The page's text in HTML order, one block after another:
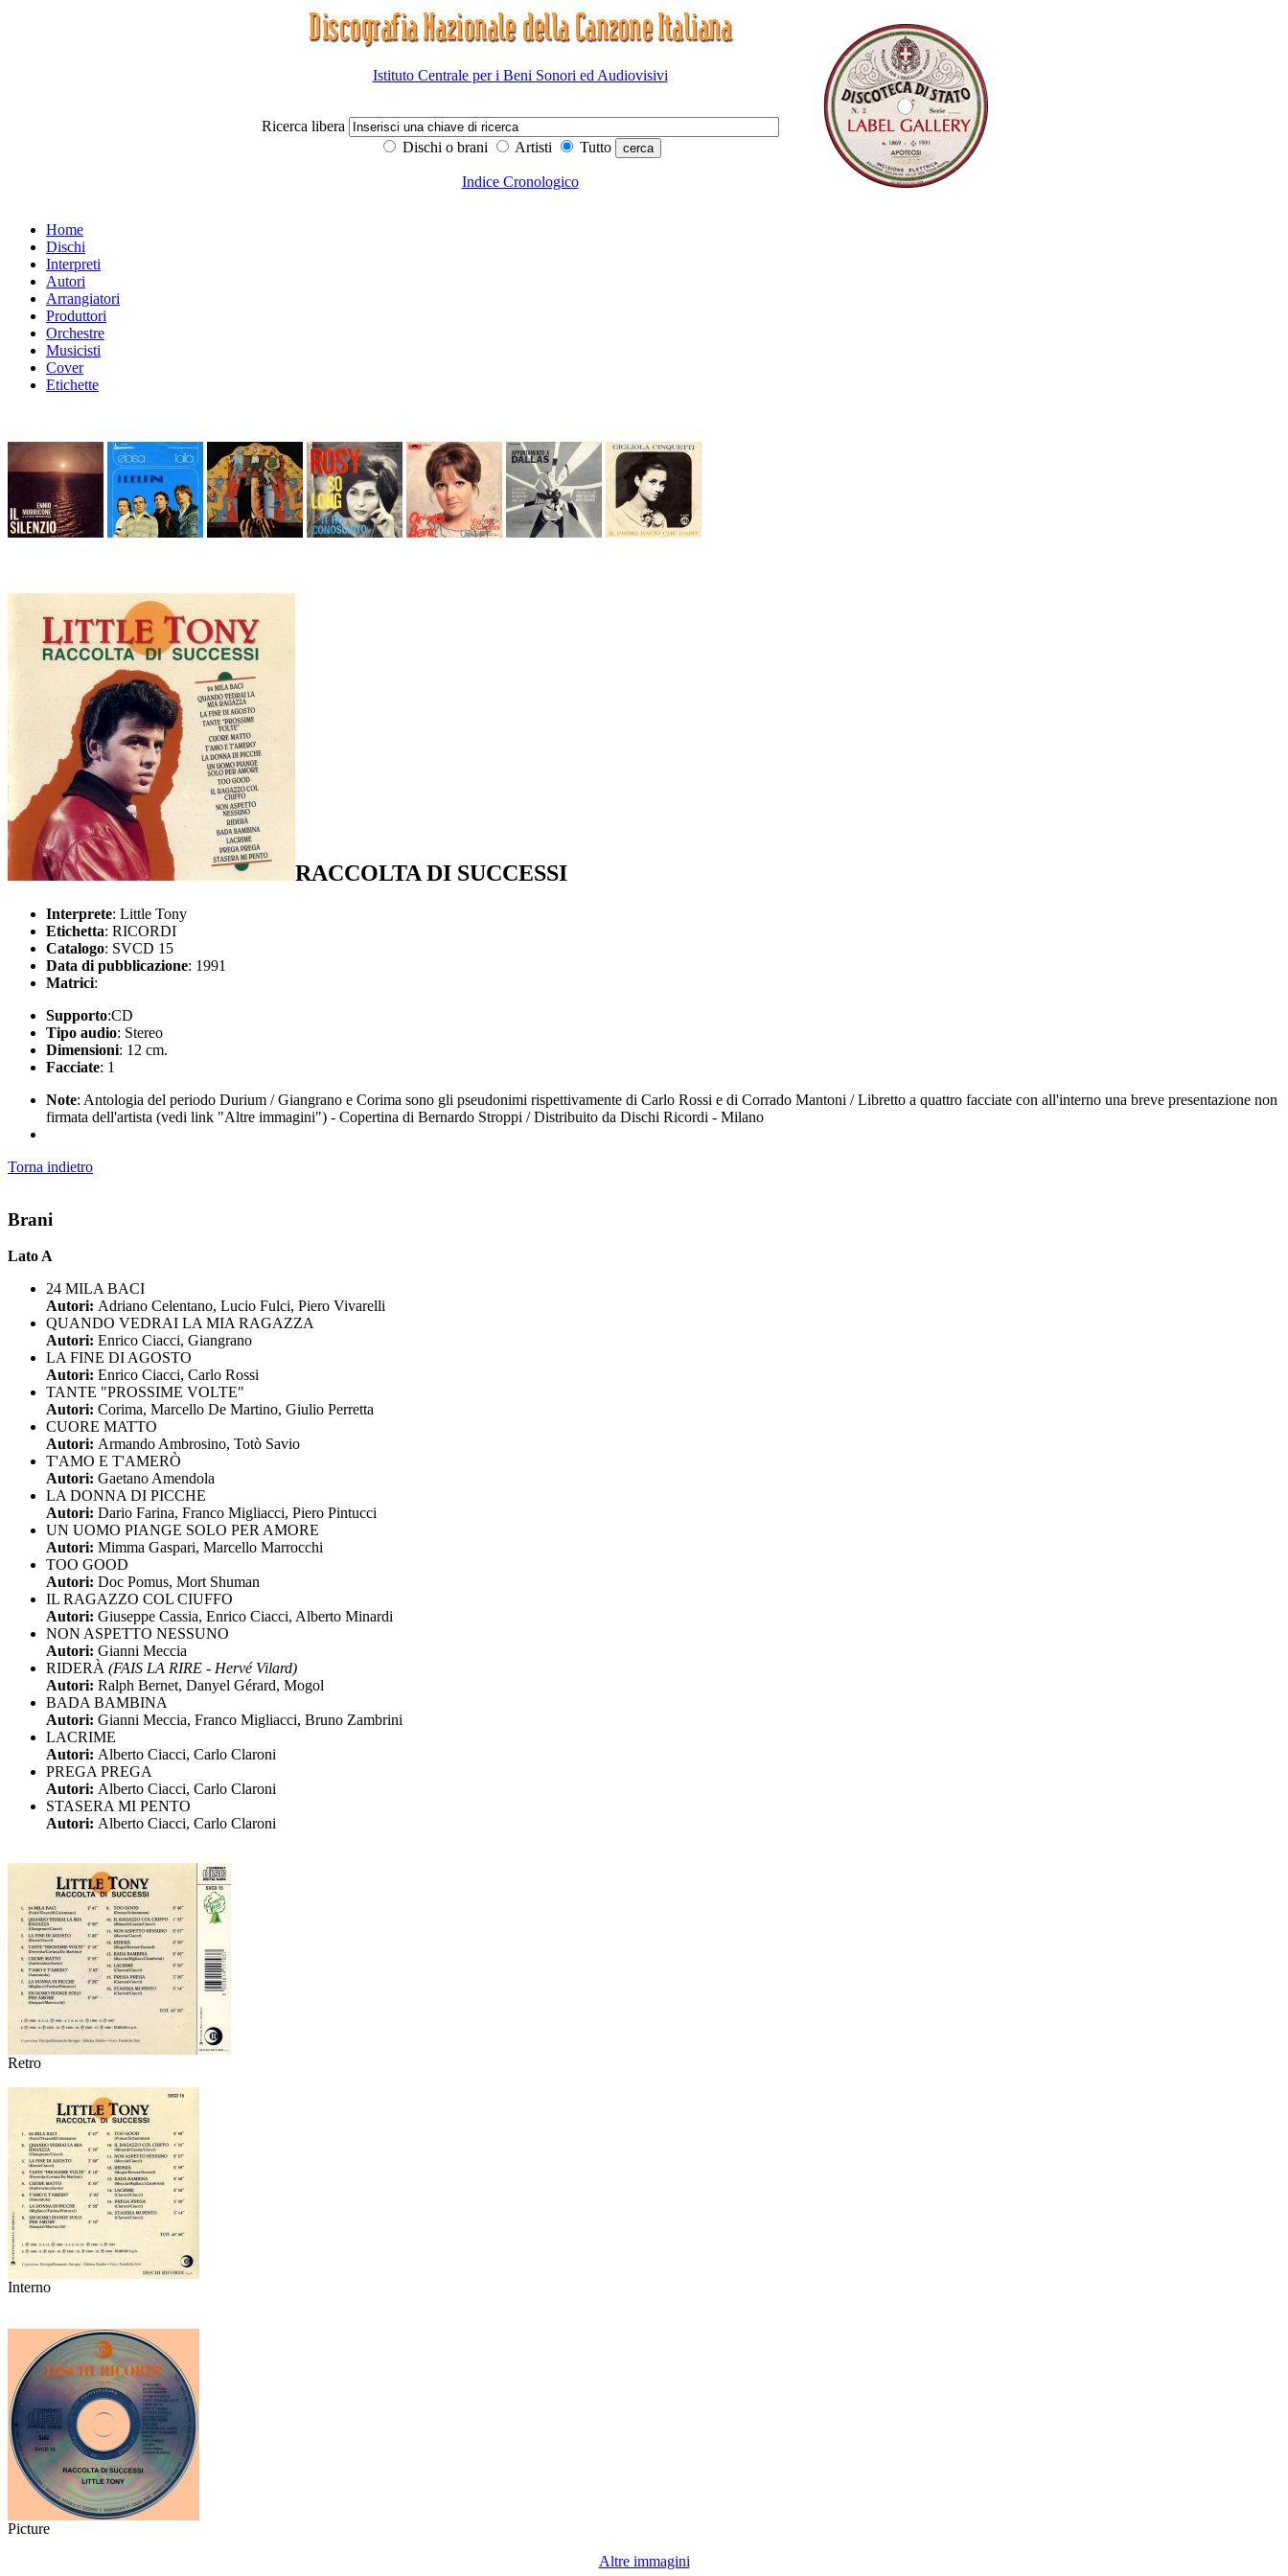
Istituto Centrale per i Beni Sonori ed Audiovisivi
Ricerca libera
Dischi o brani
Artisti Tutto
Indice Cronologico
Home
Dischi
Interpreti
Autori
Arrangiatori
Produttori
Orchestre
Musicisti
Cover
Etichette
RACCOLTA DI SUCCESSI
Interprete: Little Tony
Etichetta: RICORDI
Catalogo: SVCD 15
Data di pubblicazione: 1991
Matrici:
Supporto:CD
Tipo audio: Stereo
Dimensioni: 12 cm.
Facciate: 1
Note: Antologia del periodo Durium / Giangrano e Corima sono gli pseudonimi rispettivamente di Carlo Rossi e di Corrado Mantoni / Libretto a quattro facciate con all'interno una breve presentazione non
firmata dell'artista (vedi link "Altre immagini") - Copertina di Bernardo Stroppi / Distribuito da Dischi Ricordi - Milano
Torna indietro
Brani
Lato A
24 MILA BACI
Autori: Adriano Celentano, Lucio Fulci, Piero Vivarelli
QUANDO VEDRAI LA MIA RAGAZZA
Autori: Enrico Ciacci, Giangrano
LA FINE DI AGOSTO
Autori: Enrico Ciacci, Carlo Rossi
TANTE "PROSSIME VOLTE"
Autori: Corima, Marcello De Martino, Giulio Perretta
CUORE MATTO
Autori: Armando Ambrosino, Totò Savio
T'AMO E T'AMERÒ
Autori: Gaetano Amendola
LA DONNA DI PICCHE
Autori: Dario Farina, Franco Migliacci, Piero Pintucci
UN UOMO PIANGE SOLO PER AMORE
Autori: Mimma Gaspari, Marcello Marrocchi
TOO GOOD
Autori: Doc Pomus, Mort Shuman
IL RAGAZZO COL CIUFFO
Autori: Giuseppe Cassia, Enrico Ciacci, Alberto Minardi
NON ASPETTO NESSUNO
Autori: Gianni Meccia
RIDERÀ (FAIS LA RIRE - Hervé Vilard)
Autori: Ralph Bernet, Danyel Gérard, Mogol
BADA BAMBINA
Autori: Gianni Meccia, Franco Migliacci, Bruno Zambrini
LACRIME
Autori: Alberto Ciacci, Carlo Claroni
PREGA PREGA
Autori: Alberto Ciacci, Carlo Claroni
STASERA MI PENTO
Autori: Alberto Ciacci, Carlo Claroni
Retro
Interno
Picture
Altre immagini